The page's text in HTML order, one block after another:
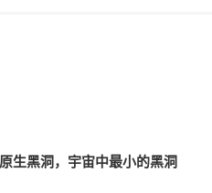
对象，并且我们在不断努力
理论研究将继续推动我们对
生黑洞，宇宙中最小的黑洞